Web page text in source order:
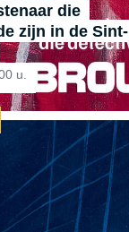
die
zijn in de Sint-
u.